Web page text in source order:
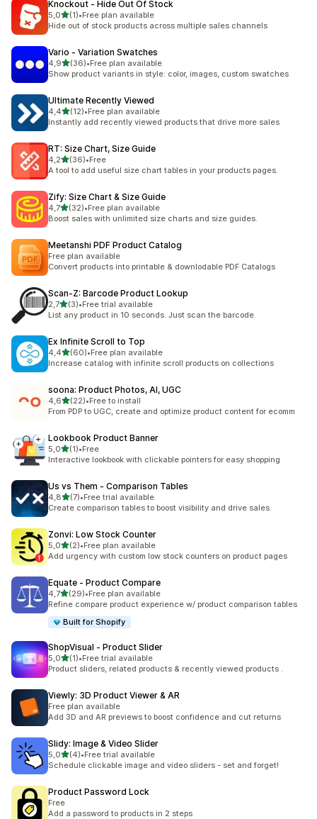
Knockout ‑ Hide Out Of Stock
5,0/ 5 tähteä
(1)
1 arvostelua yhteensä
•Free plan available
Hide out of stock products across multiple sales channels
Vario ‑ Variation Swatches
4,9/ 5 tähteä
(36)
36 arvostelua yhteensä
•Free plan available
Show product variants in style: color, images, custom swatches
Ultimate Recently Viewed
4,4/ 5 tähteä
(12)
12 arvostelua yhteensä
•Free plan available
Instantly add recently viewed products that drive more sales
RT: Size Chart, Size Guide
4,2/ 5 tähteä
(36)
36 arvostelua yhteensä
•Free
A tool to add useful size chart tables in your products pages.
Zify: Size Chart & Size Guide
4,7/ 5 tähteä
(32)
32 arvostelua yhteensä
•Free plan available
Boost sales with unlimited size charts and size guides.
Meetanshi PDF Product Catalog
Free plan available
Convert products into printable & downlodable PDF Catalogs
Scan‑Z: Barcode Product Lookup
2,7/ 5 tähteä
(3)
3 arvostelua yhteensä
•Free trial available
List any product in 10 seconds. Just scan the barcode.
Ex Infinite Scroll to Top
4,4/ 5 tähteä
(60)
60 arvostelua yhteensä
•Free plan available
Increase catalog with infinite scroll products on collections
soona: Product Photos, AI, UGC
4,6/ 5 tähteä
(22)
22 arvostelua yhteensä
•Free to install
From PDP to UGC, create and optimize product content for ecomm
Lookbook Product Banner
5,0/ 5 tähteä
(1)
1 arvostelua yhteensä
•Free
Interactive lookbook with clickable pointers for easy shopping
Us vs Them ‑ Comparison Tables
4,8/ 5 tähteä
(7)
7 arvostelua yhteensä
•Free trial available
Create comparison tables to boost visibility and drive sales.
Zonvi: Low Stock Counter
5,0/ 5 tähteä
(2)
2 arvostelua yhteensä
•Free plan available
Add urgency with custom low stock counters on product pages
Equate ‑ Product Compare
4,7/ 5 tähteä
(29)
29 arvostelua yhteensä
•Free plan available
Refine compare product experience w/ product comparison tables
Built for Shopify
ShopVisual ‑ Product Slider
5,0/ 5 tähteä
(1)
1 arvostelua yhteensä
•Free trial available
Product sliders, related products & recently viewed products .
Viewly: 3D Product Viewer & AR
Free plan available
Add 3D and AR previews to boost confidence and cut returns
Slidy: Image & Video Slider
5,0/ 5 tähteä
(4)
4 arvostelua yhteensä
•Free trial available
Schedule clickable image and video sliders - set and forget!
Product Password Lock
Free
Add a password to products in 2 steps